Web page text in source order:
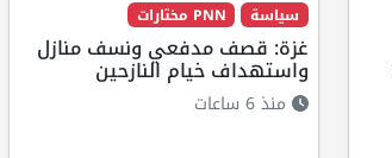
سياسة PNN مختارات
غزة: قصف مدفعي ونسف منازل
واستهداف خيام النازحين
منذ 6 ساعات